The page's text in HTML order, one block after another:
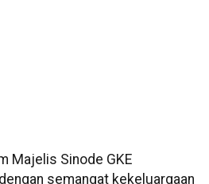
Majelis Sinode GKE
semangat kekeluargaan